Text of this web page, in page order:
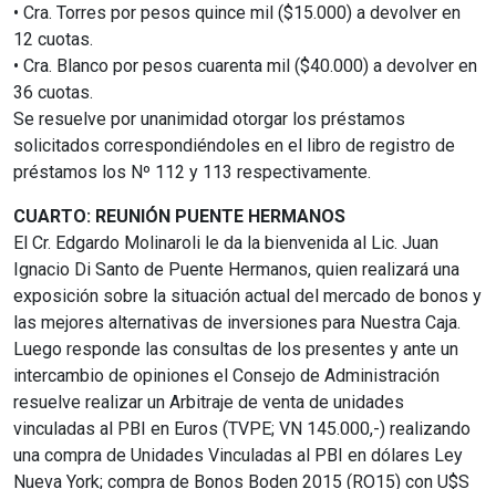
• Cra. Torres por pesos quince mil ($15.000) a devolver en
12 cuotas.
• Cra. Blanco por pesos cuarenta mil ($40.000) a devolver en
36 cuotas.
Se resuelve por unanimidad otorgar los préstamos
solicitados correspondiéndoles en el libro de registro de
préstamos los Nº 112 y 113 respectivamente.
CUARTO: REUNIÓN PUENTE HERMANOS
El Cr. Edgardo Molinaroli le da la bienvenida al Lic. Juan
Ignacio Di Santo de Puente Hermanos, quien realizará una
exposición sobre la situación actual del mercado de bonos y
las mejores alternativas de inversiones para Nuestra Caja.
Luego responde las consultas de los presentes y ante un
intercambio de opiniones el Consejo de Administración
resuelve realizar un Arbitraje de venta de unidades
vinculadas al PBI en Euros (TVPE; VN 145.000,-) realizando
una compra de Unidades Vinculadas al PBI en dólares Ley
Nueva York; compra de Bonos Boden 2015 (RO15) con U$S